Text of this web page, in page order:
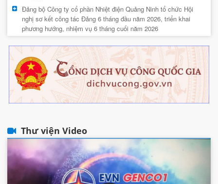
Đảng bộ Công ty cổ phần Nhiệt điện Quảng Ninh tổ chức Hội
nghị sơ kết công tác Đảng 6 tháng đầu năm 2026, triển khai
phương hướng, nhiệm vụ 6 tháng cuối năm 2026
Thư viện Video